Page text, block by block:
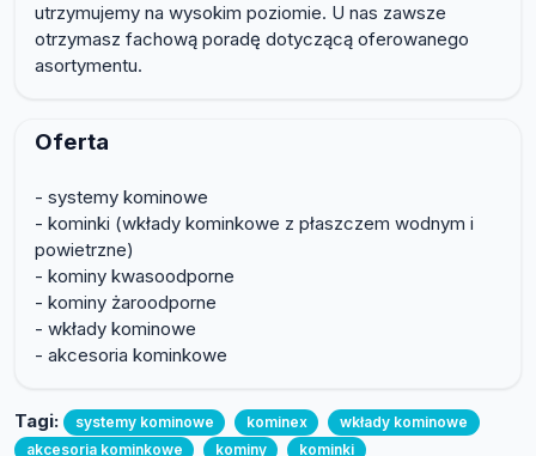
utrzymujemy na wysokim poziomie. U nas zawsze
otrzymasz fachową poradę dotyczącą oferowanego
asortymentu.
Oferta
- systemy kominowe
- kominki (wkłady kominkowe z płaszczem wodnym i
powietrzne)
- kominy kwasoodporne
- kominy żaroodporne
- wkłady kominowe
- akcesoria kominkowe
Tagi: systemy kominowe kominex
wkłady kominowe
akcesoria kominkowe
kominy kominki